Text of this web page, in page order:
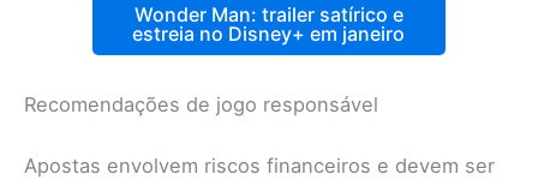
Wonder Man: trailer satírico e
estreia no Disney+ em janeiro
Recomendações de jogo responsável
Apostas envolvem riscos financeiros e devem ser